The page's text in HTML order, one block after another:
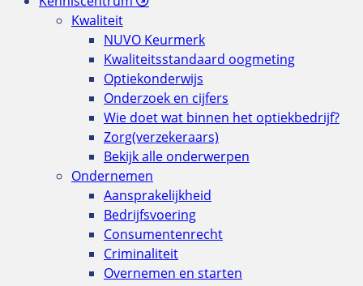
Kwaliteit
NUVO Keurmerk
Kwaliteitsstandaard oogmeting
Optiekonderwijs
Onderzoek en cijfers
Wie doet wat binnen het optiekbedrijf?
Zorg(verzekeraars)
Bekijk alle onderwerpen
Ondernemen
Aansprakelijkheid
Bedrijfsvoering
Consumentenrecht
Criminaliteit
Overnemen en starten